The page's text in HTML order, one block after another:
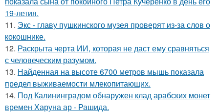
19-летия.
11. Экс - главу пушкинского музея проверят из-за слов о
кокошнике.
12. Раскрыта черта ИИ, которая не даст ему сравняться
с человеческим разумом.
13. Найденная на высоте 6700 метров мышь показала
предел выживаемости млекопитающих.
14. Под Калининградом обнаружен клад арабских монет
времен Харуна ар - Рашида.